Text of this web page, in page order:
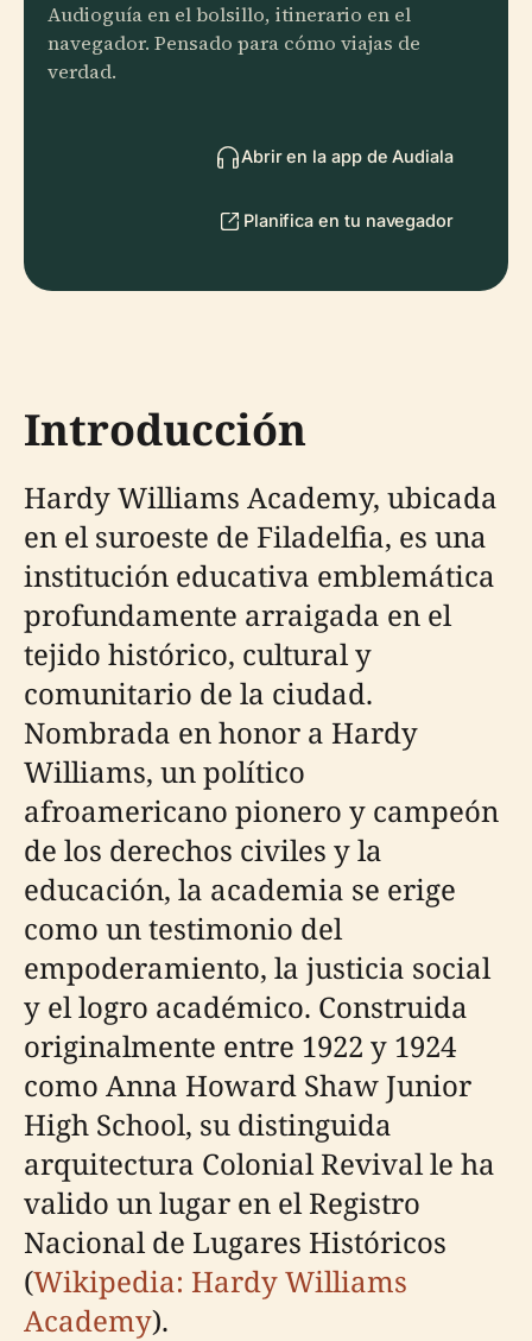
Audioguía en el bolsillo, itinerario en el
navegador. Pensado para cómo viajas de
verdad.
Abrir en la app de Audiala
Planifica en tu navegador
Introducción
Hardy Williams Academy, ubicada
en el suroeste de Filadelfia, es una
institución educativa emblemática
profundamente arraigada en el
tejido histórico, cultural y
comunitario de la ciudad.
Nombrada en honor a Hardy
Williams, un político
afroamericano pionero y campeón
de los derechos civiles y la
educación, la academia se erige
como un testimonio del
empoderamiento, la justicia social
y el logro académico. Construida
originalmente entre 1922 y 1924
como Anna Howard Shaw Junior
High School, su distinguida
arquitectura Colonial Revival le ha
valido un lugar en el Registro
Nacional de Lugares Históricos
(Wikipedia: Hardy Williams
Academy).